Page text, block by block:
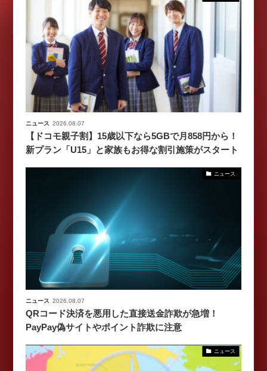
ニュース 2026.08.07
【ドコモ親子割】15歳以下なら5GBで月858円から！
新プラン「U15」と家族もお得な割引施策がスタート
ニュース
ニュース 2026.08.07
QRコード決済を悪用した直接送金詐欺が急増！
PayPay偽サイトやポイント詐欺に注意
ニュース